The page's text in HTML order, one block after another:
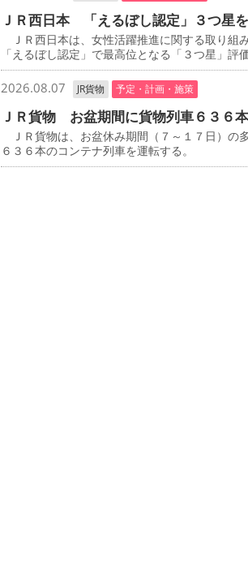
ＪＲ西日本 「えるぼし認定」３つ星
ＪＲ西日本は、女性活躍推進に関する取り組
「えるぼし認定」で最高位となる「３つ星」評
2026.08.07 JR貨物 予定・計画・施策
ＪＲ貨物 お盆期間に貨物列車６３６
ＪＲ貨物は、お盆休み期間（７～１７日）の
６３６本のコンテナ列車を運転する。